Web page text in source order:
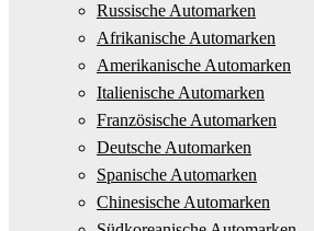
Russische Automarken
Afrikanische Automarken
Amerikanische Automarken
Italienische Automarken
Französische Automarken
Deutsche Automarken
Spanische Automarken
Chinesische Automarken